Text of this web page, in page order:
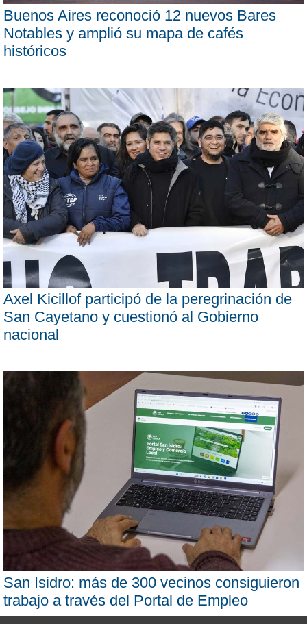
Buenos Aires reconoció 12 nuevos Bares
Notables y amplió su mapa de cafés
históricos
Axel Kicillof participó de la peregrinación de
San Cayetano y cuestionó al Gobierno
nacional
San Isidro: más de 300 vecinos consiguieron
trabajo a través del Portal de Empleo